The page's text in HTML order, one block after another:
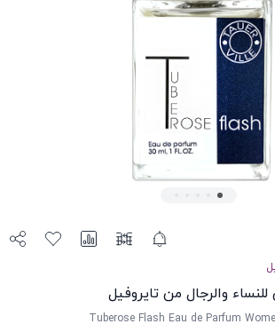
والرجال من تايروفيل
Tuberose Flash Eau de Parfum